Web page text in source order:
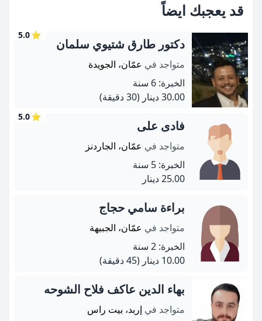
قد يعجبك ايضاً
⭐
5.0
دكتور طارق شتيوي سلمان
متواجد في عمّان، الجويدة
الخبرة: 6 سنة
30.00 دينار
(30 دقيقة)
⭐
5.0
فادى على
متواجد في عمّان، الجاردنز
الخبرة: 5 سنة
25.00 دينار
براءة سامي حجاج
متواجد في عمّان، الجبيهة
الخبرة: 2 سنة
10.00 دينار
(45 دقيقة)
بهاء الدين عاكف فلاح الشوحه
متواجد في إربد، بيت راس